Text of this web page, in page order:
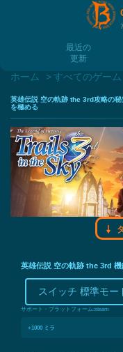
最近の
更新
ホーム すべてのゲーム
英雄伝説 空の軌跡 the 3rd攻略の
を極める
ダ
英雄伝説 空の軌跡 the 3rd
スイッチ 標準モー
サポート・プラットフォーム:steam
+1000 ミラ